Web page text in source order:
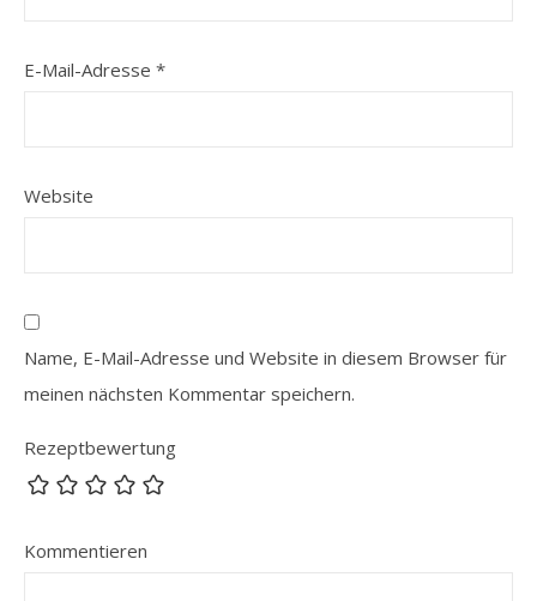
E-Mail-Adresse *
Website
Name, E-Mail-Adresse und Website in diesem Browser für
meinen nächsten Kommentar speichern.
Rezeptbewertung
Kommentieren